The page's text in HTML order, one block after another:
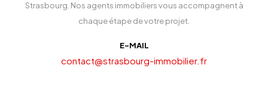
Strasbourg. Nos agents immobiliers vous accompagnent à
chaque étape de votre projet.
E-MAIL
contact@strasbourg-immobilier.fr